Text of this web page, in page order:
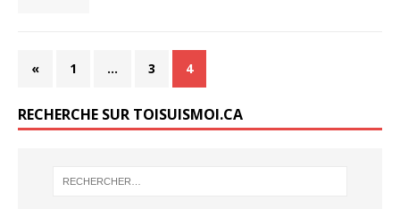
« 1 … 3 4
RECHERCHE SUR TOISUISMOI.CA